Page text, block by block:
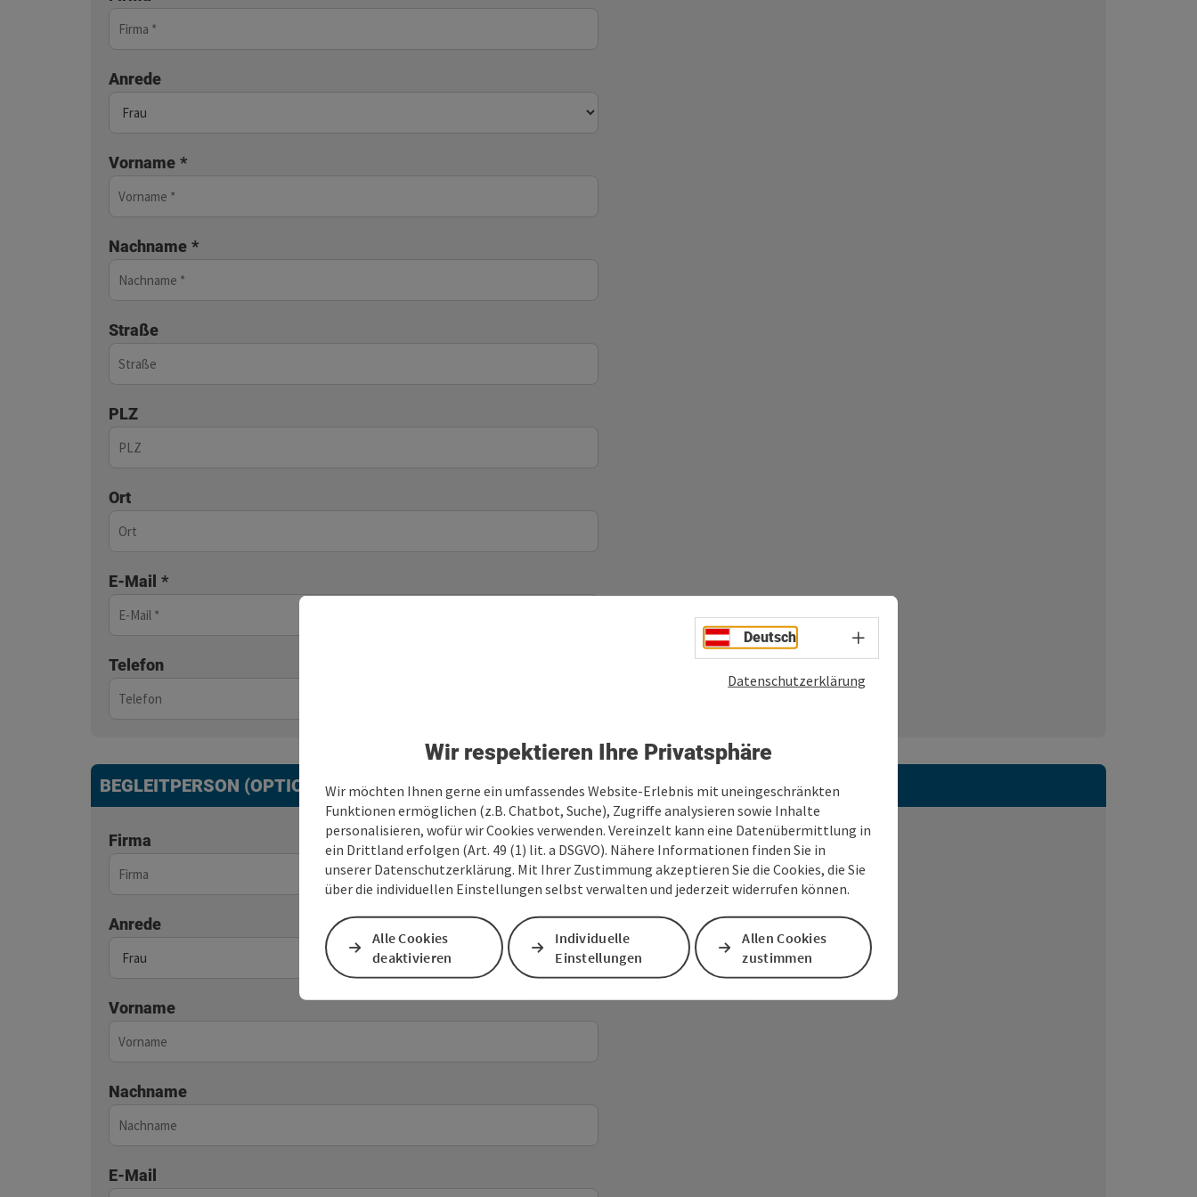
Anrede
Vorname *
Nachname *
Straße
PLZ
Ort
E-Mail *
Telefon
BEGLEITPERSON (OPTIONAL)
Firma
Anrede
Vorname
Nachname
E-Mail
Deutsch Sprachwahl - Menü öffnen
Datenschutzerklärung
Wir respektieren Ihre Privatsphäre
Wir möchten Ihnen gerne ein umfassendes Website-Erlebnis mit uneingeschränkten
Funktionen ermöglichen (z.B. Chatbot, Suche), Zugriffe analysieren sowie Inhalte
personalisieren, wofür wir Cookies verwenden. Vereinzelt kann eine Datenübermittlung in
ein Drittland erfolgen (Art. 49 (1) lit. a DSGVO). Nähere Informationen finden Sie in
unserer Datenschutzerklärung. Mit Ihrer Zustimmung akzeptieren Sie die Cookies, die Sie
über die individuellen Einstellungen selbst verwalten und jederzeit widerrufen können.
Alle Cookies
deaktivieren
Individuelle
Einstellungen
Allen Cookies
zustimmen